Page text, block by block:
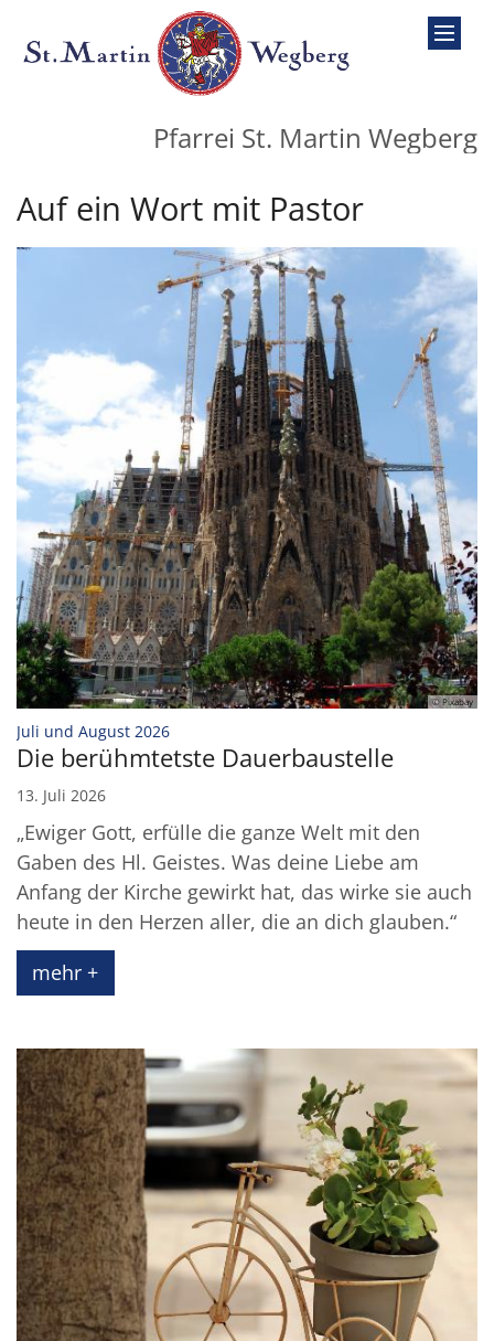
Zum Inhalt springen
Pfarrei St. Martin Wegberg
Auf ein Wort mit Pastor
© Pixabay
Juli und August 2026:
Die berühmtetste Dauerbaustelle
13. Juli 2026
„Ewiger Gott, erfülle die ganze Welt mit den
Gaben des Hl. Geistes. Was deine Liebe am
Anfang der Kirche gewirkt hat, das wirke sie auch
heute in den Herzen aller, die an dich glauben.“
mehr +